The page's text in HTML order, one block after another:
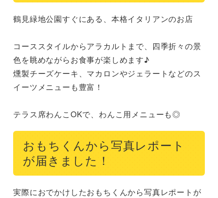
鶴見緑地公園すぐにある、本格イタリアンのお店
コーススタイルからアラカルトまで、四季折々の景
色を眺めながらお食事が楽しめます♪
燻製チーズケーキ、マカロンやジェラートなどのス
イーツメニューも豊富！
テラス席わんこOKで、わんこ用メニューも◎
おもちくんから写真レポート
が届きました！
実際におでかけしたおもちくんから写真レポートが